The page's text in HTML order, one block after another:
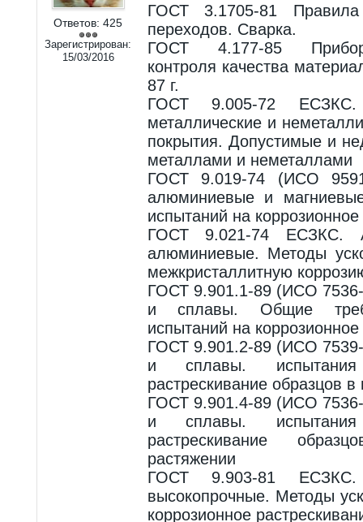
Ответов: 425
Зарегистрирован:
15/03/2016
ГОСТ 3.1705-81
переходов. Сварка.
ГОСТ 4.177-85
контроля качества
87 г.
ГОСТ 9.005-72
металлические и
покрытия. Допустимые и
металлами и неметаллами
ГОСТ 9.019-74 (ИСО
алюминиевые и
испытаний на
ГОСТ 9.021-74 ЕСЗКС.
алюминиевые. Методы
межкристаллитную
ГОСТ 9.901.1-89 (ИСО
и сплавы. Общие
испытаний на
ГОСТ 9.901.2-89 (ИСО
и сплавы.
растрескивание образцов в
ГОСТ 9.901.4-89 (ИСО
и сплавы.
растрескивание
растяжении
ГОСТ 9.903-81
высокопрочные. Методы
коррозионное